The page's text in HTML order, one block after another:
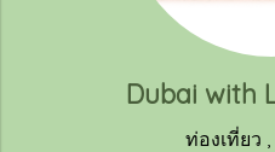
ท่องเที่ยว